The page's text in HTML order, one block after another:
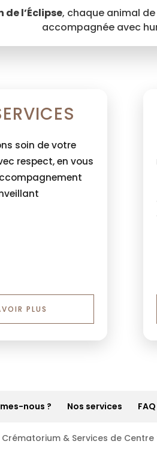
de l’Éclipse, chaque animal
accompagnée avec
soin de votre
respect, en vous
PLUS
nous ? Nos services FAQ
& Services de